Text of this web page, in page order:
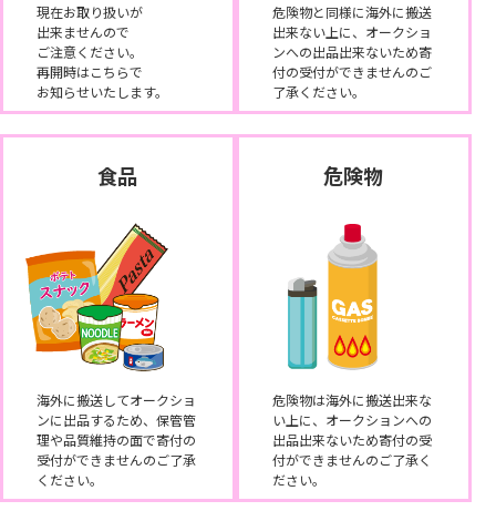
現在お取り扱いが
出来ませんので
ご注意ください。
再開時はこちらで
お知らせいたします。
危険物と同様に海外に搬送
出来ない上に、オークショ
ンへの出品出来ないため寄
付の受付ができませんのご
了承ください。
食品
海外に搬送してオークショ
ンに出品するため、保管管
理や品質維持の面で寄付の
受付ができませんのご了承
ください。
危険物
危険物は海外に搬送出来な
い上に、オークションへの
出品出来ないため寄付の受
付ができませんのご了承く
ださい。